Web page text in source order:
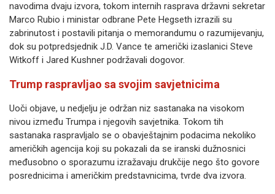
navodima dvaju izvora, tokom internih rasprava državni sekretar
Marco Rubio i ministar odbrane Pete Hegseth izrazili su
zabrinutost i postavili pitanja o memorandumu o razumijevanju,
dok su potpredsjednik J.D. Vance te američki izaslanici Steve
Witkoff i Jared Kushner podržavali dogovor.
Trump raspravljao sa svojim savjetnicima
Uoči objave, u nedjelju je održan niz sastanaka na visokom
nivou između Trumpa i njegovih savjetnika. Tokom tih
sastanaka raspravljalo se o obavještajnim podacima nekoliko
američkih agencija koji su pokazali da se iranski dužnosnici
međusobno o sporazumu izražavaju drukčije nego što govore
posrednicima i američkim predstavnicima, tvrde dva izvora.